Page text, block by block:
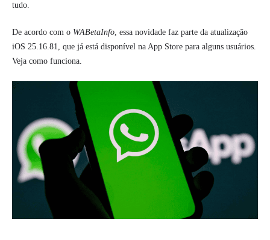
tudo.
De acordo com o WABetaInfo, essa novidade faz parte da atualização
iOS 25.16.81, que já está disponível na App Store para alguns usuários.
Veja como funciona.